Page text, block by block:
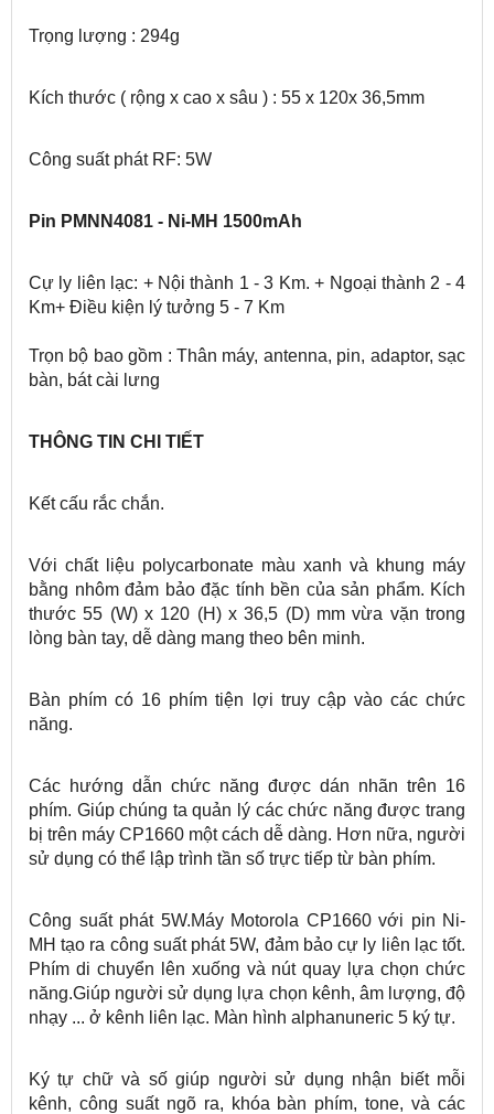
Trọng lượng : 294g
Kích thước ( rộng x cao x sâu ) : 55 x 120x 36,5mm
Công suất phát RF: 5W
Pin PMNN4081 - Ni-MH 1500mAh
Cự ly liên lạc: + Nội thành 1 - 3 Km. + Ngoại thành 2 - 4
Km+ Điều kiện lý tưởng 5 - 7 Km
Trọn bộ bao gồm : Thân máy, antenna, pin, adaptor, sạc
bàn, bát cài lưng
THÔNG TIN CHI TIẾT
Kết cấu rắc chắn.
Với chất liệu polycarbonate màu xanh và khung máy
bằng nhôm đảm bảo đặc tính bền của sản phẩm. Kích
thước 55 (W) x 120 (H) x 36,5 (D) mm vừa vặn trong
lòng bàn tay, dễ dàng mang theo bên minh.
Bàn phím có 16 phím tiện lợi truy cập vào các chức
năng.
Các hướng dẫn chức năng được dán nhãn trên 16
phím. Giúp chúng ta quản lý các chức năng được trang
bị trên máy CP1660 một cách dễ dàng. Hơn nữa, người
sử dụng có thể lập trình tần số trực tiếp từ bàn phím.
Công suất phát 5W.Máy Motorola CP1660 với pin Ni-
MH tạo ra công suất phát 5W, đảm bảo cự ly liên lạc tốt.
Phím di chuyển lên xuống và nút quay lựa chọn chức
năng.Giúp người sử dụng lựa chọn kênh, âm lượng, độ
nhạy ... ở kênh liên lạc. Màn hình alphanuneric 5 ký tự.
Ký tự chữ và số giúp người sử dụng nhận biết mỗi
kênh, công suất ngõ ra, khóa bàn phím, tone, và các